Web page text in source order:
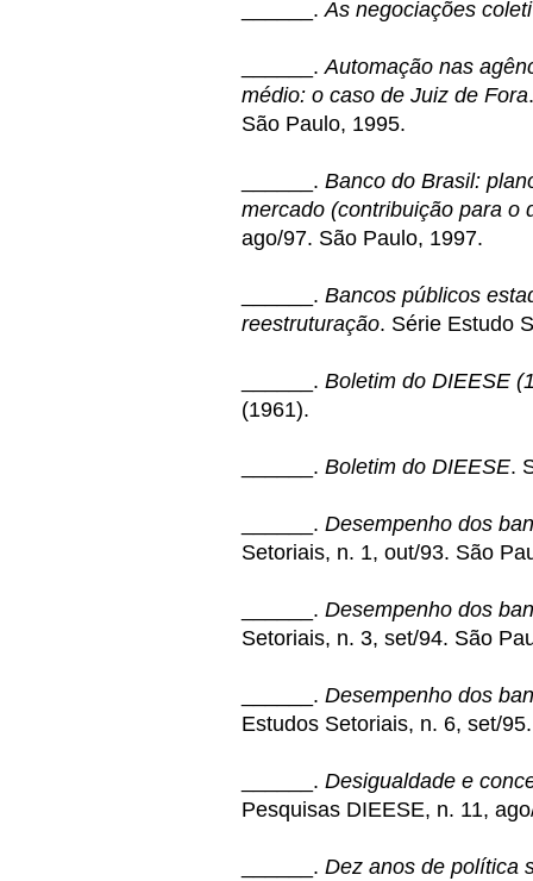
______.As negociações
______.Automação nas
médio: o caso de Juiz de Fora
São Paulo, 1995.
______.Banco do Brasil:
mercado (contribuição para o
ago/97. São Paulo, 1997.
______.Bancos públicos
reestruturação. Série Estudo
______.Boletim do DIEESE
(1961).
______.Boletim do DIEESE.
______.Desempenho dos
Setoriais, n. 1, out/93. São
______.Desempenho dos
Setoriais, n. 3, set/94. São
______.Desempenho dos
Estudos Setoriais, n. 6, set/
______.Desigualdade e
Pesquisas DIEESE, n. 11,
______.Dez anos de política